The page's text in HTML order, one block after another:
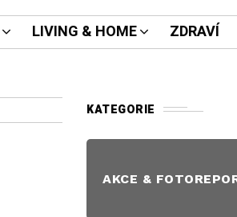
LIVING & HOME ZDRAVÍ
KATEGORIE
AKCE &